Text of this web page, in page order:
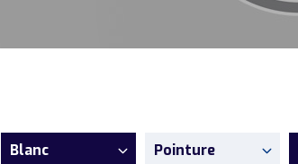
Blanc Pointure